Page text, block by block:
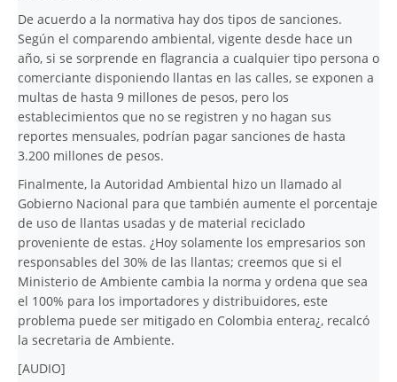
De acuerdo a la normativa hay dos tipos de sanciones.
Según el comparendo ambiental, vigente desde hace un
año, si se sorprende en flagrancia a cualquier tipo persona o
comerciante disponiendo llantas en las calles, se exponen a
multas de hasta 9 millones de pesos, pero los
establecimientos que no se registren y no hagan sus
reportes mensuales, podrían pagar sanciones de hasta
3.200 millones de pesos.
Finalmente, la Autoridad Ambiental hizo un llamado al
Gobierno Nacional para que también aumente el porcentaje
de uso de llantas usadas y de material reciclado
proveniente de estas. ¿Hoy solamente los empresarios son
responsables del 30% de las llantas; creemos que si el
Ministerio de Ambiente cambia la norma y ordena que sea
el 100% para los importadores y distribuidores, este
problema puede ser mitigado en Colombia entera¿, recalcó
la secretaria de Ambiente.
[AUDIO]